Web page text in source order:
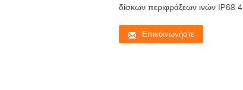
δίσκων περιφράξεων ινών IP68 4
Επικοινωνήστε